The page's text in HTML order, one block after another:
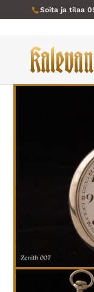
Soita ja tilaa
Verkkokauppa/